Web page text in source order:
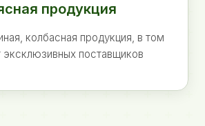
продукция
колбасная продукция, в том
эксклюзивных поставщиков